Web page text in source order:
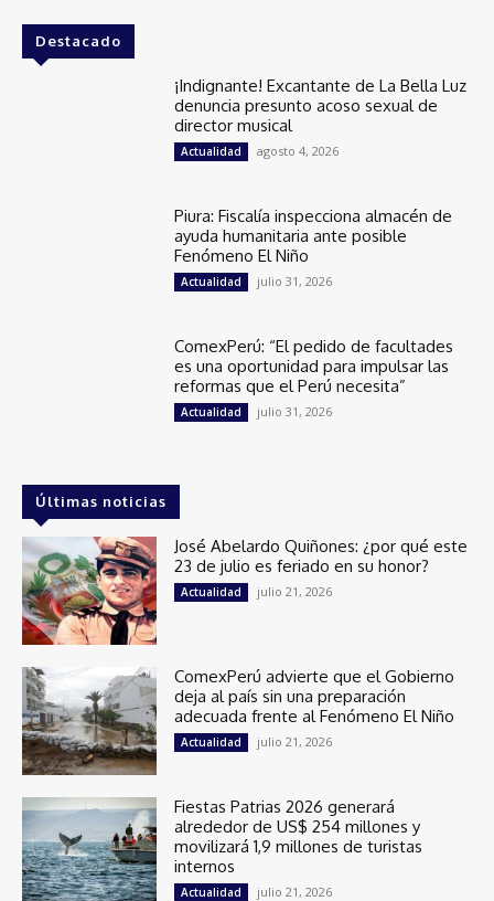
Destacado
¡Indignante! Excantante de La Bella Luz
denuncia presunto acoso sexual de
director musical
Actualidad agosto 4, 2026
Piura: Fiscalía inspecciona almacén de
ayuda humanitaria ante posible
Fenómeno El Niño
Actualidad julio 31, 2026
ComexPerú: “El pedido de facultades
es una oportunidad para impulsar las
reformas que el Perú necesita”
Actualidad julio 31, 2026
Últimas noticias
José Abelardo Quiñones: ¿por qué este
23 de julio es feriado en su honor?
Actualidad julio 21, 2026
ComexPerú advierte que el Gobierno
deja al país sin una preparación
adecuada frente al Fenómeno El Niño
Actualidad julio 21, 2026
Fiestas Patrias 2026 generará
alrededor de US$ 254 millones y
movilizará 1,9 millones de turistas
internos
Actualidad julio 21, 2026